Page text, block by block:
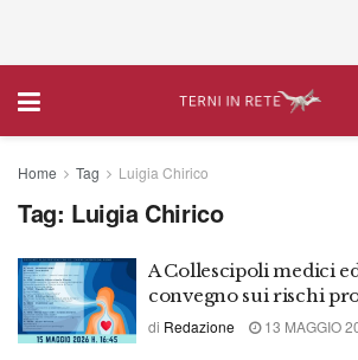
Home Tag Luigia Chirico
Tag: Luigia Chirico
A Collescipoli medici
convegno sui rischi
di Redazione 13 MAGGIO